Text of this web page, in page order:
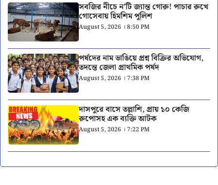
সবজির নীচে ন’টি জ্যান্ত গোরু! পাচার রুখে
গোসেবায় হিমশিম পুলিশ
August 5, 2026 । 8:50 PM
পর্ষদের নাম ভাঙিয়ে প্রশ্ন বিক্রির অভিযোগ,
তদন্তে জেলা প্রাথমিক পর্ষদ
August 5, 2026 । 7:38 PM
দাসপুরে বাসে তল্লাশি, প্রায় ১০ কেজি
রুপোসহ এক ব্যক্তি আটক
August 5, 2026 । 7:22 PM